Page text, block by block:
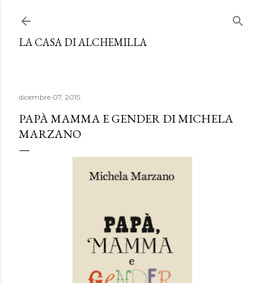
LA CASA DI ALCHEMILLA
dicembre 07, 2015
PAPÀ MAMMA E GENDER DI MICHELA
MARZANO